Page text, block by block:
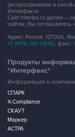
распространению в
Интерфакса.
Сайт Interfax.ru (далее –
сайтом, Вы соглашаетесь
Адрес: Россия, 127006,
+7 (499) 250-98-40, факс:
Продукты
"Интерфакс"
Информация о
СПАРК
X-Compliance
СКАУТ
Маркер
АСТРА